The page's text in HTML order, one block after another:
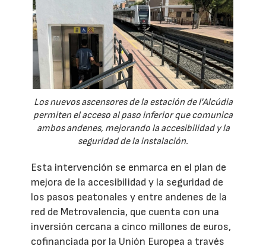
Los nuevos ascensores de la estación de l'Alcúdia
permiten el acceso al paso inferior que comunica
ambos andenes, mejorando la accesibilidad y la
seguridad de la instalación.
Esta intervención se enmarca en el plan de
mejora de la accesibilidad y la seguridad de
los pasos peatonales y entre andenes de la
red de Metrovalencia, que cuenta con una
inversión cercana a cinco millones de euros,
cofinanciada por la Unión Europea a través